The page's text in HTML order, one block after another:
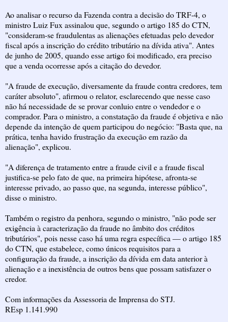
Ao analisar o recurso da Fazenda contra a decisão do TRF-4, o
ministro Luiz Fux assinalou que, segundo o artigo 185 do CTN,
"consideram-se fraudulentas as alienações efetuadas pelo devedor
fiscal após a inscrição do crédito tributário na dívida ativa". Antes
de junho de 2005, quando esse artigo foi modificado, era preciso
que a venda ocorresse após a citação do devedor.
"A fraude de execução, diversamente da fraude contra credores, tem
caráter absoluto", afirmou o relator, esclarecendo que nesse caso
não há necessidade de se provar conluio entre o vendedor e o
comprador. Para o ministro, a constatação da fraude é objetiva e não
depende da intenção de quem participou do negócio: "Basta que, na
prática, tenha havido frustração da execução em razão da
alienação", explicou.
"A diferença de tratamento entre a fraude civil e a fraude fiscal
justifica-se pelo fato de que, na primeira hipótese, afronta-se
interesse privado, ao passo que, na segunda, interesse público",
disse o ministro.
Também o registro da penhora, segundo o ministro, "não pode ser
exigência à caracterização da fraude no âmbito dos créditos
tributários", pois nesse caso há uma regra específica — o artigo 185
do CTN, que estabelece, como únicos requisitos para a
configuração da fraude, a inscrição da dívida em data anterior à
alienação e a inexistência de outros bens que possam satisfazer o
credor.
Com informações da Assessoria de Imprensa do STJ.
REsp 1.141.990